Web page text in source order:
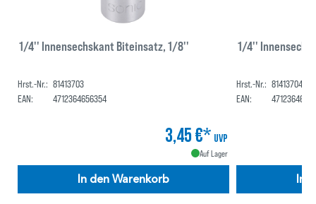
1/4'' Innensechskant Biteinsatz, 1/8''
Hrst.-Nr.: 81413703
EAN:
4712364656354
3,45 €* UVP
Auf Lager
In den Warenkorb
1/4''
Hrst.-Nr.: 81413704
EAN:
In